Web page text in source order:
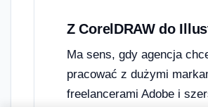
Z CorelDRAW do
Ma sens, gdy agencja
pracować z dużymi
freelancerami Adobe i